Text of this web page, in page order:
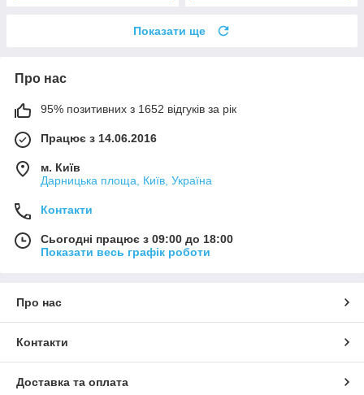
Показати ще
Про нас
95% позитивних з 1652 відгуків за рік
Працює з 14.06.2016
м. Київ
Дарницька площа, Київ, Україна
Контакти
Сьогодні працює з 09:00 до 18:00
Показати весь графік роботи
Про нас
Контакти
Доставка та оплата